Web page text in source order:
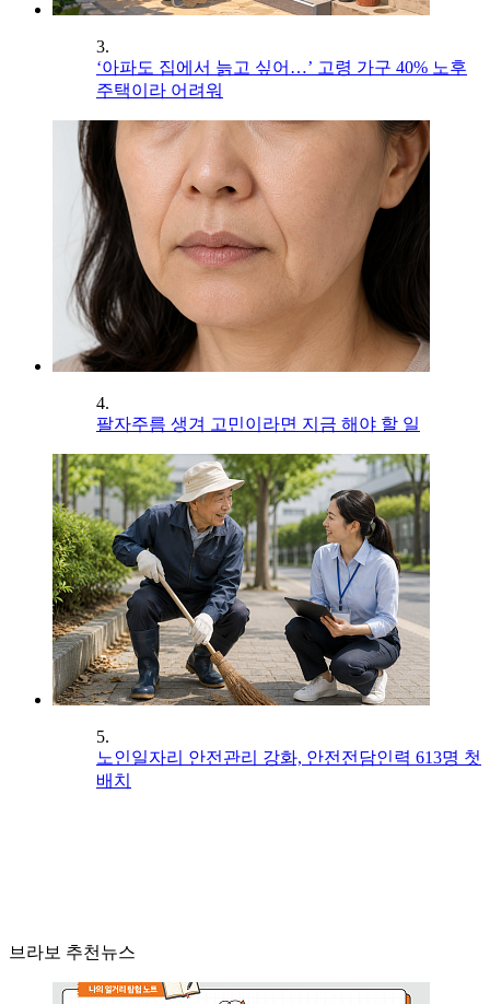
3.
‘아파도 집에서 늙고 싶어…’ 고령 가구 40% 노후
주택이라 어려워
4.
팔자주름 생겨 고민이라면 지금 해야 할 일
5.
노인일자리 안전관리 강화, 안전전담인력 613명 첫
배치
브라보 추천뉴스